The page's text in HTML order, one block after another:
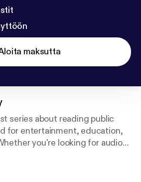
maksutta
series about reading public
for entertainment, education,
you're looking for audio
of your screen reader, or